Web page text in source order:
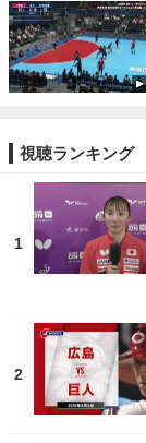
視聴ランキング
1
2